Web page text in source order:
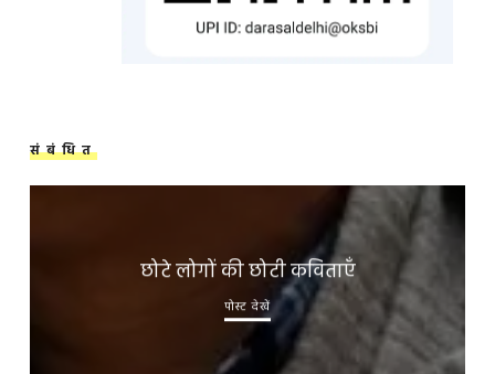
संबंधित
छोटे लोगों की छोटी कविताएँ
पोस्ट देखें